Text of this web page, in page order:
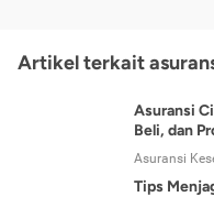
Artikel terkait
Asuransi
Beli, dan
Asuransi
Tips